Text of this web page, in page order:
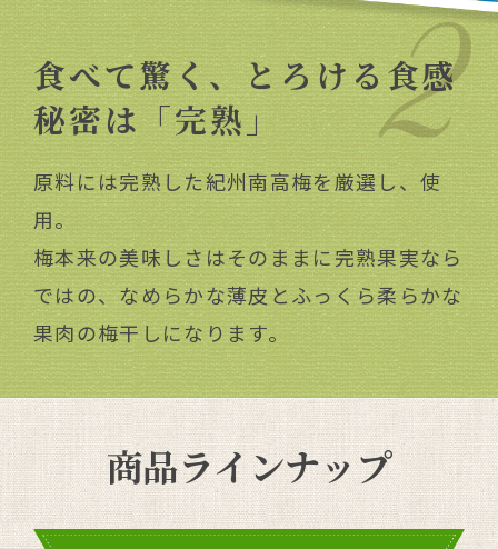
食べて驚く、とろける食感
秘密は「完熟」
原料には完熟した紀州南高梅を厳選し、使
用。
梅本来の美味しさはそのままに完熟果実なら
ではの、なめらかな薄皮とふっくら柔らかな
果肉の梅干しになります。
商品ラインナップ